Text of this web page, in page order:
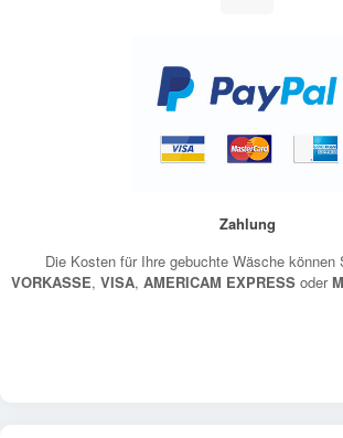
Zahlung
Die Kosten für Ihre gebuchte Wäsche können
VORKASSE, VISA, AMERICAM EXPRESS oder